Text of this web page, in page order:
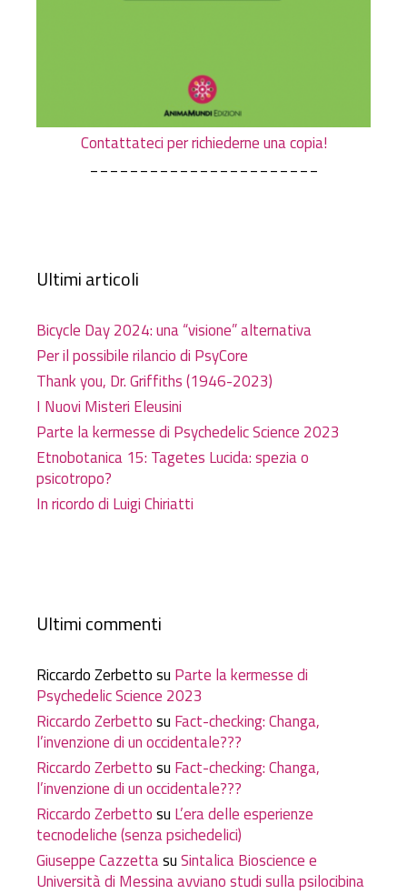
Contattateci per richiederne una copia!
Ultimi articoli
Bicycle Day 2024: una “visione” alternativa
Per il possibile rilancio di PsyCore
Thank you, Dr. Griffiths (1946-2023)
I Nuovi Misteri Eleusini
Parte la kermesse di Psychedelic Science 2023
Etnobotanica 15: Tagetes Lucida: spezia o
psicotropo?
In ricordo di Luigi Chiriatti
Ultimi commenti
Riccardo Zerbettosu Parte la kermesse di
Psychedelic Science 2023
Riccardo Zerbettosu Fact-checking: Changa,
l’invenzione di un occidentale???
Riccardo Zerbettosu Fact-checking: Changa,
l’invenzione di un occidentale???
Riccardo Zerbettosu L’era delle esperienze
tecnodeliche (senza psichedelici)
Giuseppe CazzettasuSintalica Bioscience e
Università di Messina avviano studi sulla psilocibina